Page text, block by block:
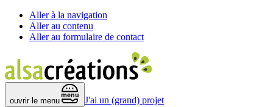
Aller à la navigation
Aller au contenu
Aller au formulaire de contact
ouvrir le menu
menu
J'ai un (grand) projet